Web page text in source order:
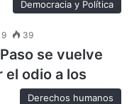
Democracia y Política
39
se vuelve
odio a los
Derechos humanos